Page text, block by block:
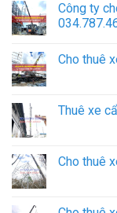
Công ty
Cho thuê
Thuê xe
Cho thuê